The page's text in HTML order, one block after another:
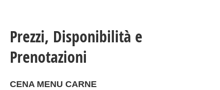
Prezzi, Disponibilità e
Prenotazioni
CENA MENU CARNE